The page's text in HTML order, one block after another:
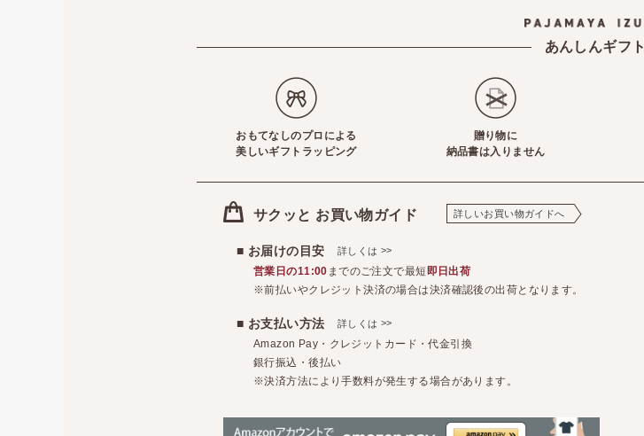
あんしんギフト
おもてなしのプロによる
美しいギフトラッピング
贈り物に
納品書は入りません
サクッと お買い物ガイド 詳しいお買い物ガイドへ
■ お届けの目安 詳しくは >>
営業日の11:00 までのご注文で最短 即日出荷
※前払いやクレジット決済の場合は決済確認後の出荷となります。
■ お支払い方法 詳しくは >>
Amazon Pay・クレジットカード・代金引換
銀行振込・後払い
※決済方法により手数料が発生する場合があります。